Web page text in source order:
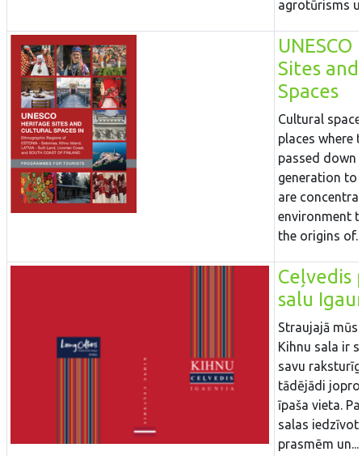
agrotūrisms
Sites
Spaces
Cultural
places where
passed down
generation to
are
environment
the origins
Ceļvedis
salu
Straujajā
Kihnu sala ir
savu
tādējādi
īpaša vieta.
salas
prasmēm un...